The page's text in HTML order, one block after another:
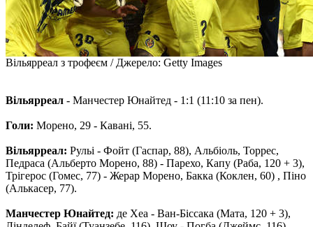
Вільярреал з трофеєм / Джерело: Getty Images
Вільярреал - Манчестер Юнайтед - 1:1 (11:10 за пен).
Голи: Морено, 29 - Кавані, 55.
Вільярреал: Рульі - Фойт (Гаспар, 88), Альбіоль, Торрес,
Педраса (Альберто Морено, 88) - Парехо, Капу (Раба, 120 + 3),
Трігерос (Гомес, 77) - Жерар Морено, Бакка (Коклен, 60) , Піно
(Алькасер, 77).
Манчестер Юнайтед: де Хеа - Ван-Біссака (Мата, 120 + 3),